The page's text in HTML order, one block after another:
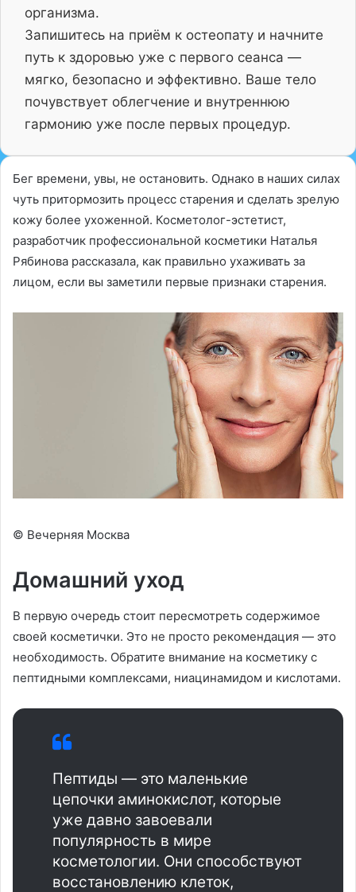
организма.
Запишитесь на приём к остеопату и начните
путь к здоровью уже с первого сеанса —
мягко, безопасно и эффективно. Ваше тело
почувствует облегчение и внутреннюю
гармонию уже после первых процедур.
Бег времени, увы, не остановить. Однако в наших силах
чуть притормозить процесс старения и сделать зрелую
кожу более ухоженной. Косметолог-эстетист,
разработчик профессиональной косметики Наталья
Рябинова рассказала, как правильно ухаживать за
лицом, если вы заметили первые признаки старения.
© Вечерняя Москва
Домашний уход
В первую очередь стоит пересмотреть содержимое
своей косметички. Это не просто рекомендация — это
необходимость. Обратите внимание на косметику с
пептидными комплексами, ниацинамидом и кислотами.
Пептиды — это маленькие
цепочки аминокислот, которые
уже давно завоевали
популярность в мире
косметологии. Они способствуют
восстановлению клеток,